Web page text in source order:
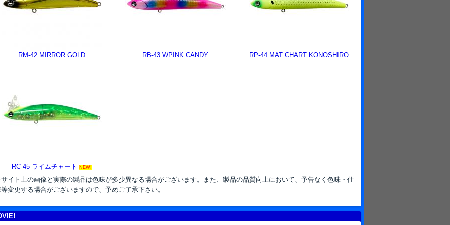
RM-42 MIRROR GOLD RB-43 WPINK CANDY RP-44 MAT CHART KONOSHIRO
RC-45 ライムチャート NEW!
イト上の画像と実際の製品は色味が多少異なる場合がございます。また、製品の品質向上において、予告なく色味・仕
変更する場合がございますので、予めご了承下さい。